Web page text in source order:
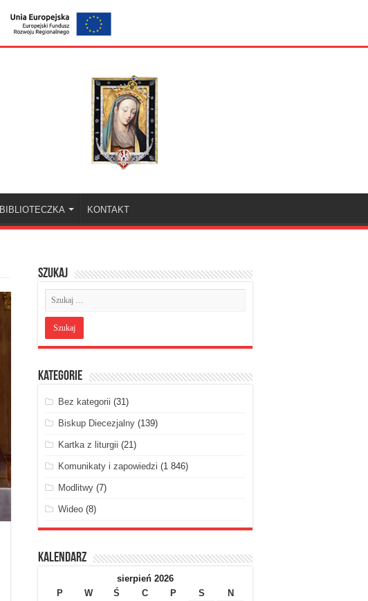
BIBLIOTECZKA KONTAKT
Szukaj
Kategorie
Bez kategorii (31)
Biskup Diecezjalny(139)
Kartka z liturgii (21)
Komunikaty i zapowiedzi (1 846)
Modlitwy(7)
Wideo(8)
Kalendarz
sierpień 2026
P
W Ś C P S
N